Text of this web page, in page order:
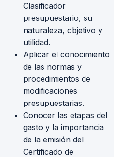
Clasificador
presupuestario, su
naturaleza, objetivo y
utilidad.
Aplicar el conocimiento
de las normas y
procedimientos de
modificaciones
presupuestarias.
Conocer las etapas del
gasto y la importancia
de la emisión del
Certificado de